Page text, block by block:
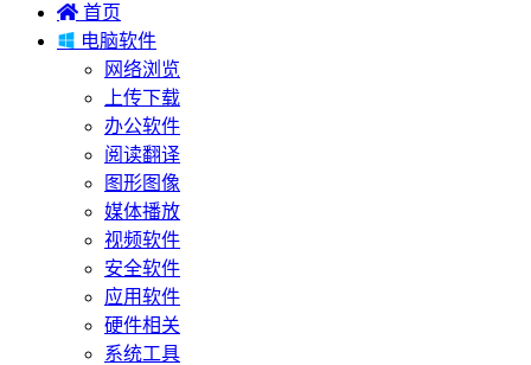
 首页
 电脑软件
网络浏览
上传下载
办公软件
阅读翻译
图形图像
媒体播放
视频软件
安全软件
应用软件
硬件相关
系统工具